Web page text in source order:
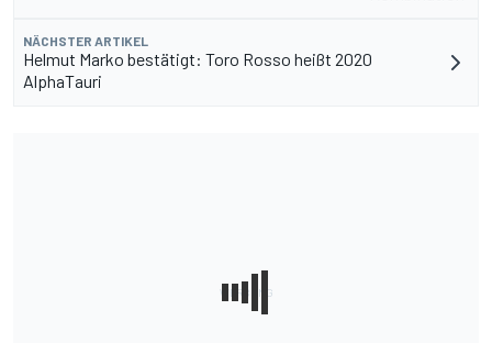
NÄCHSTER ARTIKEL
Helmut Marko bestätigt: Toro Rosso heißt 2020
AlphaTauri